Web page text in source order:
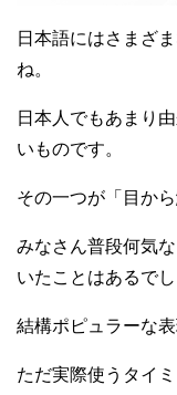
日本語にはさまざ
ね。
日本人でもあまり
いものです。
その一つが「目か
みなさん普段何気
いたことはあるでし
結構ポピュラーな
ただ実際使うタイ